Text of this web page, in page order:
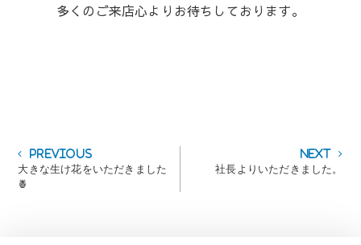
多くのご来店心よりお待ちしております。
投
稿
PreviousPrevious
post:
大きな生け花をいただきました
🍍
Next
post:社長よりいただきました。